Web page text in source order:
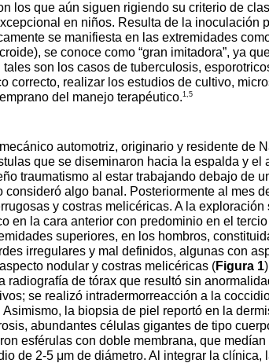
los que aún siguen rigiendo su criterio de
en niños. Resulta de la inoculación
se manifiesta en las extremidades
se conoce como “gran imitadora”, ya
tales son los casos de tuberculosis,
correcto, realizar los estudios de cultivo,
del manejo terapéutico.1,5
automotriz, originario y residente de
que se diseminaron hacia la espalda y el
traumatismo al estar trabajando debajo de
consideró algo banal. Posteriormente al mes
y costras melicéricas. A la
en la cara anterior con predominio en el
superiores, en los hombros,
irregulares y mal definidos, algunas con
nodular y costras melicéricas (Figura 1
radiografía de tórax que resultó sin
se realizó intradermorreacción a la
la biopsia de piel reportó en la
abundantes células gigantes de tipo
esférulas con doble membrana, que
de 2-5 μm de diámetro. Al integrar la